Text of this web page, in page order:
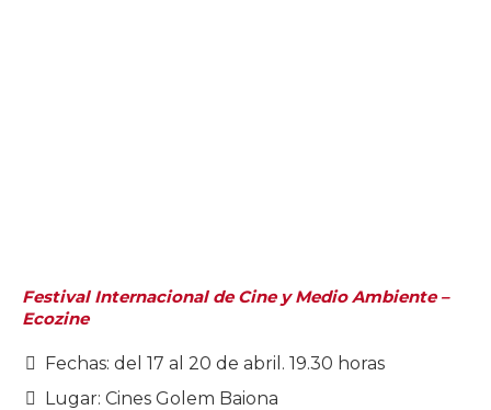
Festival Internacional de Cine y Medio Ambiente –
Ecozine
Fechas: del 17 al 20 de abril. 19.30 horas
Lugar: Cines Golem Baiona